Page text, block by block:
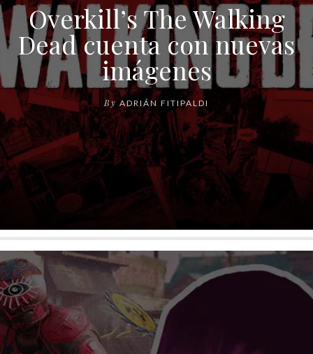
Overkill’s The Walking
Dead cuenta con nuevas
imágenes
By ADRIÁN FITIPALDI